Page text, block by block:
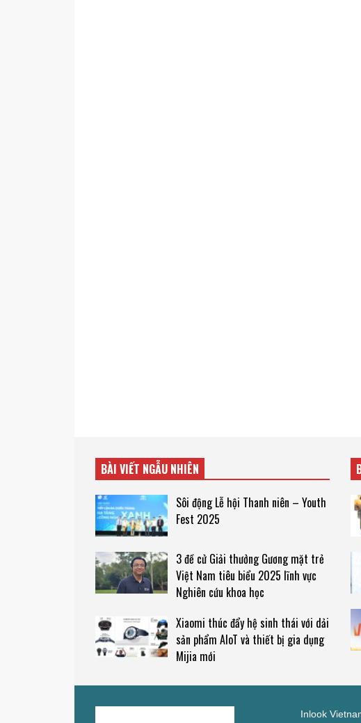
BÀI VIẾT NGẪU NHIÊN
Sôi động Lễ hội Thanh niên – Youth
Fest 2025
3 đề cử Giải thưởng Gương mặt trẻ
Việt Nam tiêu biểu 2025 lĩnh vực
Nghiên cứu khoa học
Xiaomi thúc đẩy hệ sinh thái với dải
sản phẩm AIoT và thiết bị gia dụng
Mijia mới
Inlook